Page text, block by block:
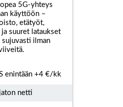
5G-yhteys
käyttöön –
etätyöt,
ja suuret lataukset
ilman
enintään +4 €/kk
netti